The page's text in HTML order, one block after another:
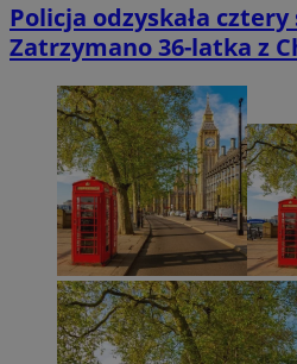
Policja odzyskała
Zatrzymano 36-latka z